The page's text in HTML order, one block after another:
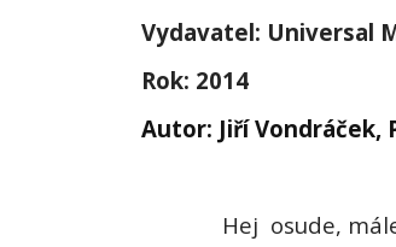
Vydavatel: Universal
Rok: 2014
Autor: Jiří Vondráček,
Hej osude,